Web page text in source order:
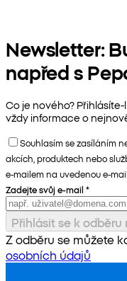
Newsletter:
napřed s
Co je nového?
vždy informace o
Souhlasím se zasíláním
akcích, produktech nebo
e-mailem na uvedenou e-
Zadejte svůj e-mail *
Přihlásit se k
Z odběru se můžete
osobních údajů